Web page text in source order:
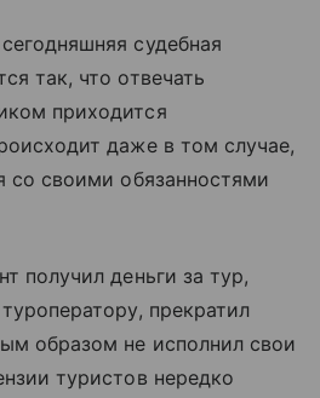
судебная
так, что отвечать
приходится
даже в том случае,
со своими обязанностями
получил деньги за тур,
прекратил
образом не исполнил свои
туристов нередко